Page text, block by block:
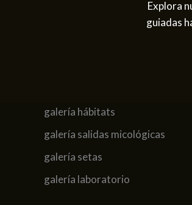
Explora
guiadas
galería hábitats
galería salidas micológicas
galería setas
galería laboratorio